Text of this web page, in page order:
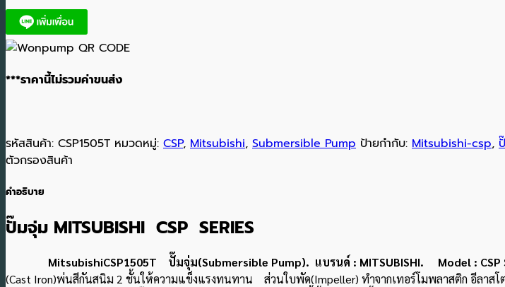
***ราคานี้ไม่รวมค่าขนส่ง
รหัสสินค้า: CSP1505T หมวดหมู่: CSP, Mitsubishi, Submersible Pump ป้ายกำกับ: Mitsubishi-csp,
ตัวกรองสินค้า
คำอธิบาย
ปั๊มจุ่ม MITSUBISHI CSP SERIES
MitsubishiCSP1505T ปั๊มจุ่ม(Submersible Pump). แบรนด์ : MITSUBISHI. Model : CSP
(Cast Iron)พ่นสีกันสนิม 2 ชั้นให้ความแข็งแรงทนทาน ส่วนใบพัด(Impeller) ทำจากเทอร์โมพลาสติก อีลาส